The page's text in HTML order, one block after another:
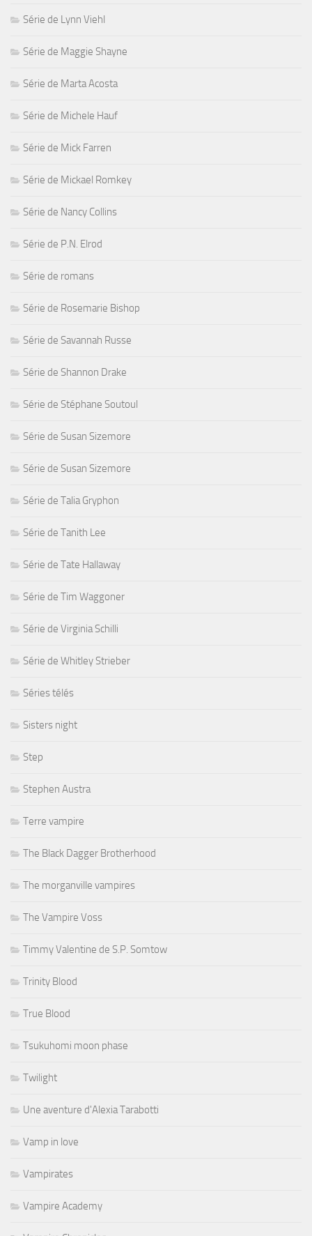
Série de Lynn Viehl
Série de Maggie Shayne
Série de Marta Acosta
Série de Michele Hauf
Série de Mick Farren
Série de Mickael Romkey
Série de Nancy Collins
Série de P.N. Elrod
Série de romans
Série de Rosemarie Bishop
Série de Savannah Russe
Série de Shannon Drake
Série de Stéphane Soutoul
Série de Susan Sizemore
Série de Susan Sizemore
Série de Talia Gryphon
Série de Tanith Lee
Série de Tate Hallaway
Série de Tim Waggoner
Série de Virginia Schilli
Série de Whitley Strieber
Séries télés
Sisters night
Step
Stephen Austra
Terre vampire
The Black Dagger Brotherhood
The morganville vampires
The Vampire Voss
Timmy Valentine de S.P. Somtow
Trinity Blood
True Blood
Tsukuhomi moon phase
Twilight
Une aventure d'Alexia Tarabotti
Vamp in love
Vampirates
Vampire Academy